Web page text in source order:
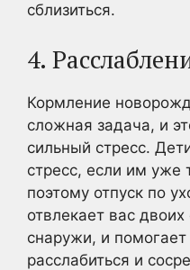
сблизиться.
4.
Кормление
сложная задача, и
сильный стресс.
стресс, если им уже
поэтому отпуск по
отвлекает вас
снаружи, и
расслабиться и